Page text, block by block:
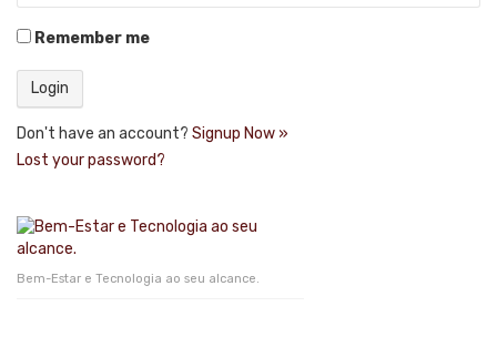
Remember me
Don't have an account? Signup Now »
Lost your password?
Bem-Estar e Tecnologia ao seu alcance.